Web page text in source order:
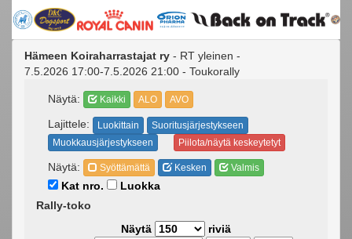
Hämeen Koiraharrastajat ry - RT yleinen -
7.5.2026 17:00-7.5.2026 21:00 - Toukorally
Näytä: Kaikki ALO AVO
Lajittele: Luokittain
Suoritusjärjestykseen
Muokkausjärjestykseen
Piilota/näytä keskeytetyt
Näytä: Syöttämättä Kesken Valmis
Kat nro.
Luokka
Rally-toko
Näytä
riviä